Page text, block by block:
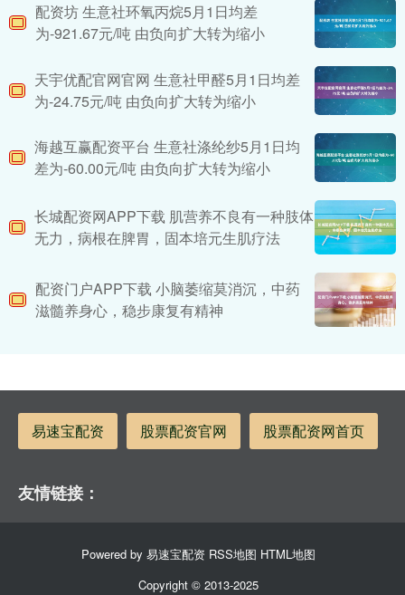
配资坊 生意社环氧丙烷5月1日均差
为-921.67元/吨 由负向扩大转为缩小
天宇优配官网官网 生意社甲醛5月1日均差
为-24.75元/吨 由负向扩大转为缩小
海越互赢配资平台 生意社涤纶纱5月1日均
差为-60.00元/吨 由负向扩大转为缩小
长城配资网APP下载 肌营养不良有一种肢体
无力，病根在脾胃，固本培元生肌疗法
配资门户APP下载 小脑萎缩莫消沉，中药
滋髓养身心，稳步康复有精神
易速宝配资 股票配资官网 股票配资网首页
友情链接：
Powered by 易速宝配资 RSS地图 HTML地图
Copyright © 2013-2025